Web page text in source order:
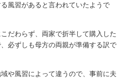
風習があると言われていたようで
だわらず、両家で折半して購入した
必ずしも母方の両親が準備する訳で
や風習によって違うので、事前に夫